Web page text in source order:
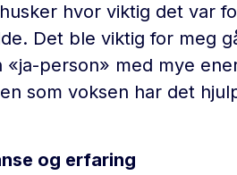
hvor viktig det var
Det ble viktig for meg
«ja-person» med mye
som voksen har det
og erfaring